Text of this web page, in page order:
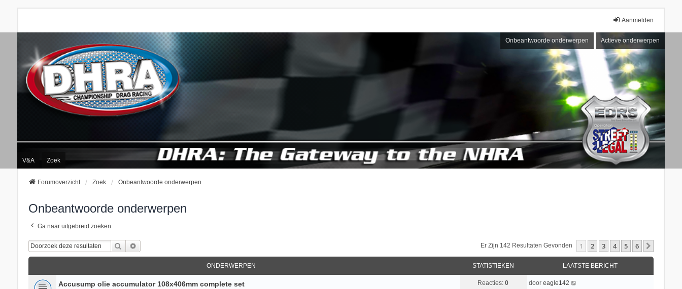
Aanmelden
Onbeantwoorde onderwerpen Actieve onderwerpen
V&A Zoek
Forumoverzicht Zoek Onbeantwoorde onderwerpen
Onbeantwoorde onderwerpen
Ga naar uitgebreid zoeken
Zoek Er Zijn 142 Resultaten Gevonden 1 2 3 4 5 6
ONDERWERPEN STATISTIEKEN LAATSTE BERICHT
Accusump olie accumulator 108x406mm complete set Reacties:0
door eagle142